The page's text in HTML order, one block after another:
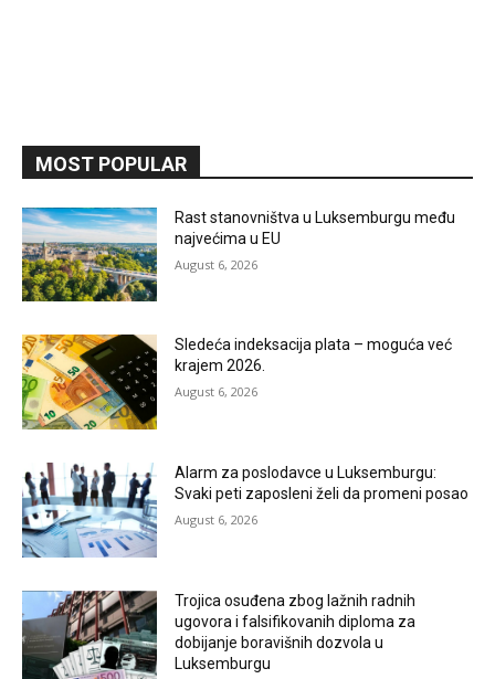
MOST POPULAR
Rast stanovništva u Luksemburgu među
najvećima u EU
August 6, 2026
Sledeća indeksacija plata – moguća već
krajem 2026.
August 6, 2026
Alarm za poslodavce u Luksemburgu:
Svaki peti zaposleni želi da promeni posao
August 6, 2026
Trojica osuđena zbog lažnih radnih
ugovora i falsifikovanih diploma za
dobijanje boravišnih dozvola u
Luksemburgu